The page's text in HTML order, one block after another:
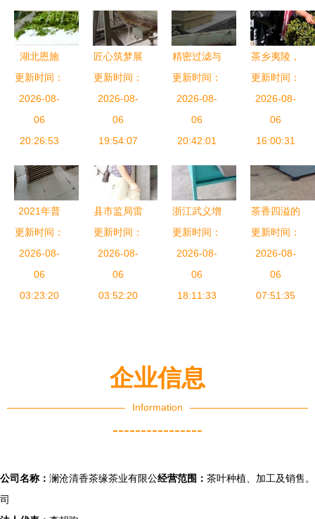
叶出口加速
度
湖北恩施
“订单春
茶”加工
忙，谱写乡
村振兴新篇
更新时间：
2026-08-
06
20:26:53
匠心筑梦展
茶韵——云
霄县首届茶
叶加工技能
大赛圆满收
动之美
更新时间：
2026-08-
06
19:54:07
精密过滤与
茶香共存
源汇食品加
工厂废气处
理设备助力
展
更新时间：
2026-08-
06
20:42:01
茶乡夷陵，
宾客云集品
茗香
更新时间：
2026-08-
06
16:00:31
2021年普
洱茶厂压制
的加工场景
更新时间：
2026-08-
06
03:23:20
县市监局雷
霆出击 2天
查处3家茶
叶加工黑工
厂，守护百
更新时间：
2026-08-
06
03:52:20
浙江武义增
荣茶机厂
匠心铸就茶
叶加工机械
新标杆
更新时间：
2026-08-
06
18:11:33
茶香四溢的
绿色之选
泰兴食品加
工厂污水处
理设备厂家
更新时间：
2026-08-
06
07:51:35
企业信息
Information
----------------
公司名称： 澜沧清香茶缘茶业有限公
司
经营范围： 茶叶种植、加工及销售。